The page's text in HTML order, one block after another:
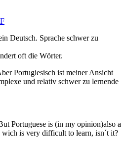
Deutsch. Sprache schwer zu
oft die Wörter.
Portugiesisch ist meiner Ansicht
und relativ schwer zu lernende
Portuguese is (in my opinion)also a
is very difficult to learn, isn´t it?